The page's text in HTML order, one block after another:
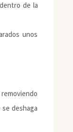
de la
unos
deshaga